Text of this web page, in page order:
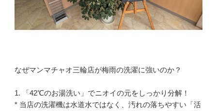
なぜマンマチャオ三輪店が梅雨の洗濯に強いのか？
1. 「42℃のお湯洗い」でニオイの元をしっかり分解！
* 当店の洗濯機は水道水ではなく、汚れの落ちやすい「活